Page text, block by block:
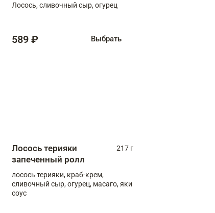
Лосось, сливочный сыр, огурец
589 ₽ Выбрать
Лосось терияки
запеченный ролл
217 г
лосось терияки, краб-крем,
сливочный сыр, огурец, масаго, яки
соус